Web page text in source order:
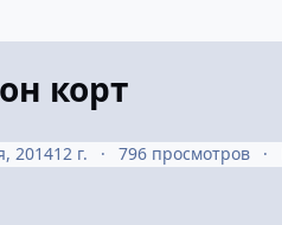
корт
201412 г. 796 просмотров